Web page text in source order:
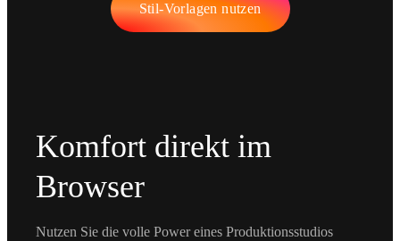
Stil-Vorlagen nutzen
Komfort direkt im
Browser
Nutzen Sie die volle Power eines Produktionsstudios